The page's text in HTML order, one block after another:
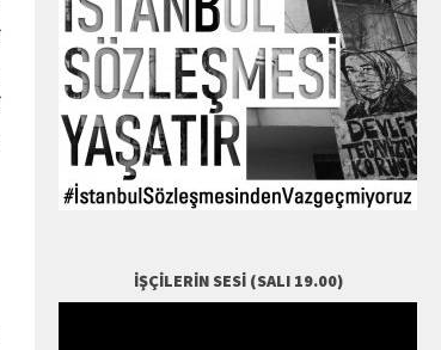
İŞÇILERIN SESI (SALI 19.00)